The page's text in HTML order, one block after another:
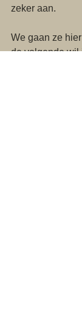
zeker aan.
We gaan ze
de volgende